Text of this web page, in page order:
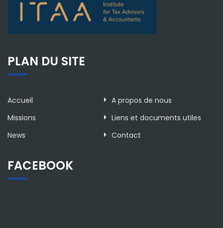
PLAN DU SITE
Accueil
A propos de nous
Missions
Liens et documents utiles
News
Contact
FACEBOOK